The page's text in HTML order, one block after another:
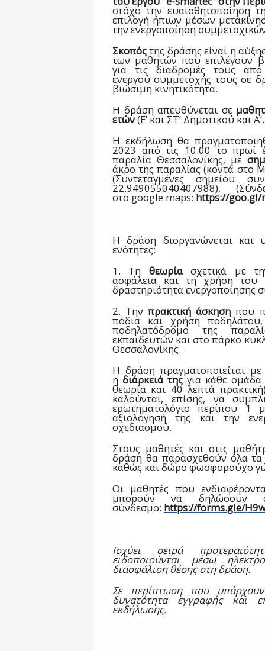
στόχο την ευαισθητοποίηση
επιλογή ήπιων μέσων
την ενεργοποίηση
Σκοπόςτης δράσης είναι η
των μαθητών που επιλέγουν
για τις διαδρομές τους
ενεργού συμμετοχής τους σε
βιώσιμη κινητικότητα.
Η δράση απευθύνεται σε
ετών(Ε’ και ΣΤ’ Δημοτικού και
Η εκδήλωση θα
2023 από τις 10.00 το πρωί
παραλία Θεσσαλονίκης, με
άκρο της παραλίας (κοντά στο Μ
(Συντεταγμένες σημείου
22.949055040407988),
στο google maps: https://goo.gl/
Η δράση διοργανώνεται και
ενότητες:
1. Τη θεωρία σχετικά με
ασφάλεια και τη χρήση του
δραστηριότητα ενεργοποίησης
2. Τηνπρακτική άσκηση που
πόδια και χρήση
ποδηλατόδρομο της
εκπαιδευτών και στο πάρκο
Θεσσαλονίκης.
Η δράση πραγματοποιείται
ηδιάρκειά τηςγια κάθε ομάδα
θεωρία και 40 λεπτά
καλούνται, επίσης, να
ερωτηματολόγιο περίπου
αξιολόγησή της και την
σχεδιασμού.
Στους μαθητές και στις
δράση θα παρασχεθούν όλα τα
καθώς και δώρο φωσφορούχο
Οι μαθητές που
μπορούν να δηλώσουν
σύνδεσμο: https://forms.gle/
Ισχύει σειρά
ειδοποιούνται μέσω
διασφάλιση θέσης στη δράση.
Σε περίπτωση που
δυνατότητα εγγραφής και
εκδήλωσης.